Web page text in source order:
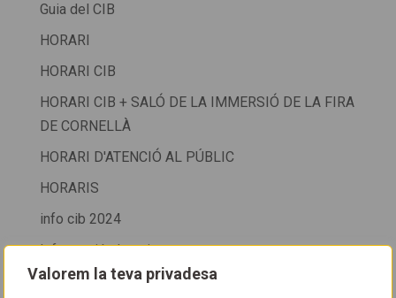
Valorem la teva privadesa
Guia del CIB
HORARI
HORARI CIB
HORARI CIB + SALÓ DE LA IMMERSIÓ DE LA FIRA
DE CORNELLÀ
HORARI D'ATENCIÓ AL PÚBLIC
HORARIS
info cib 2024
Informació al soci
Investigació i descobriments